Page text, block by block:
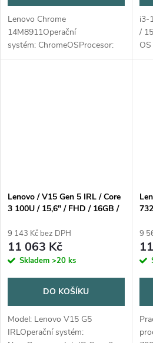
Lenovo Chrome
14M8911Operační
systém: ChromeOSProcesor:
MediaTek Kompanio 540 (8C,
i3-
/
Lenovo / V15 Gen 5 IRL / Core
3 100U / 15,6" / FHD / 16GB /
Black / 2R
9 143 Kč bez DPH
11 063 Kč
Skladem >20 ks
DO KOŠÍKU
Model: Lenovo V15 G5
IRLOperační systém:
/
9